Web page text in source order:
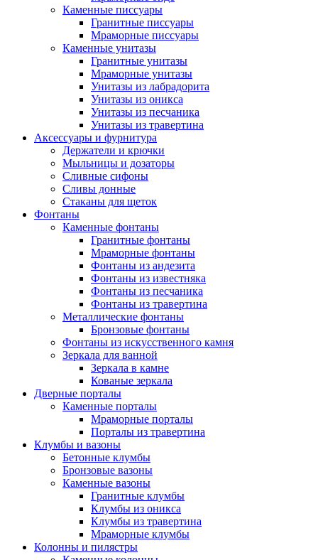
Каменные писсуары
Гранитные писсуары
Мраморные писсуары
Каменные унитазы
Гранитные унитазы
Мраморные унитазы
Унитазы из лабрадорита
Унитазы из оникса
Унитазы из песчаника
Унитазы из травертина
Аксессуары и фурнитура
Держатели и крючки
Мыльницы и дозаторы
Сливные сифоны
Сливы донные
Стаканы для щеток
Фонтаны
Каменные фонтаны
Гранитные фонтаны
Мраморные фонтаны
Фонтаны из андезита
Фонтаны из известняка
Фонтаны из песчаника
Фонтаны из травертина
Металлические фонтаны
Бронзовые фонтаны
Фонтаны из искусственного камня
Зеркала для ванной
Зеркала в камне
Кованые зеркала
Дверные порталы
Каменные порталы
Мраморные порталы
Порталы из травертина
Клумбы и вазоны
Бетонные клумбы
Бронзовые вазоны
Каменные вазоны
Гранитные клумбы
Клумбы из оникса
Клумбы из травертина
Мраморные клумбы
Колонны и пилястры